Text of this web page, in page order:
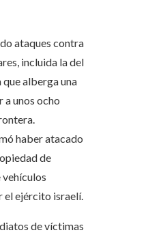
ataques contra
incluida la del
alberga una
unos ocho
haber atacado
de
vehículos
el ejército israelí.
de víctimas